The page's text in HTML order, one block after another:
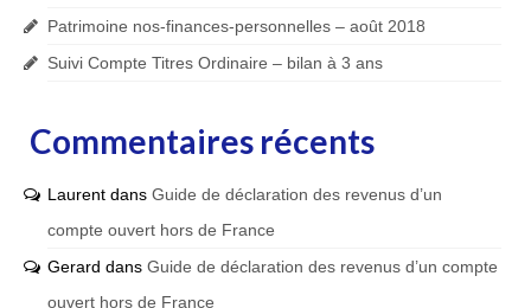
Patrimoine nos-finances-personnelles – août 2018
Suivi Compte Titres Ordinaire – bilan à 3 ans
Commentaires récents
Laurent dans Guide de déclaration des revenus d’un
compte ouvert hors de France
Gerard dans Guide de déclaration des revenus d’un compte
ouvert hors de France